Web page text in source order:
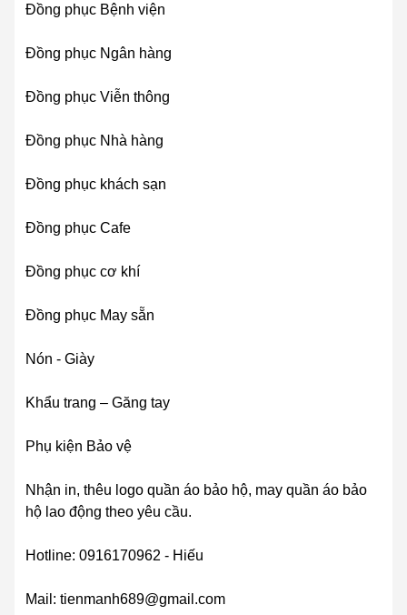
Đồng phục Bệnh viện
Đồng phục Ngân hàng
Đồng phục Viễn thông
Đồng phục Nhà hàng
Đồng phục khách sạn
Đồng phục Cafe
Đồng phục cơ khí
Đồng phục May sẵn
Nón - Giày
Khẩu trang – Găng tay
Phụ kiện Bảo vệ
Nhận in, thêu logo quần áo bảo hộ, may quần áo bảo
hộ lao động theo yêu cầu.
Hotline: 0916170962 - Hiếu
Mail: tienmanh689@gmail.com